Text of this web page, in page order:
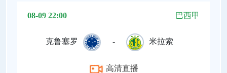
08-09 22:00 巴西甲
克鲁塞罗 - 米拉索
高清直播